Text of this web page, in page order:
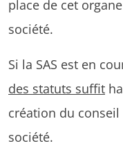
place de cet
société.
Si la SAS est en
des statuts suffit
création du
société.